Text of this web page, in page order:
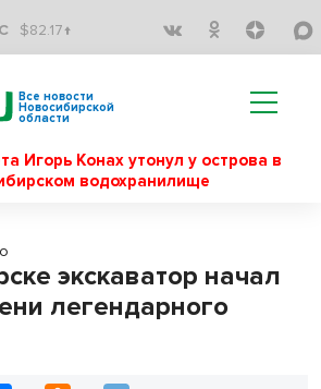
$82.17↑
Все новости
Новосибирской
области
Игорь Конах утонул у острова в
водохранилище
экскаватор начал
легендарного